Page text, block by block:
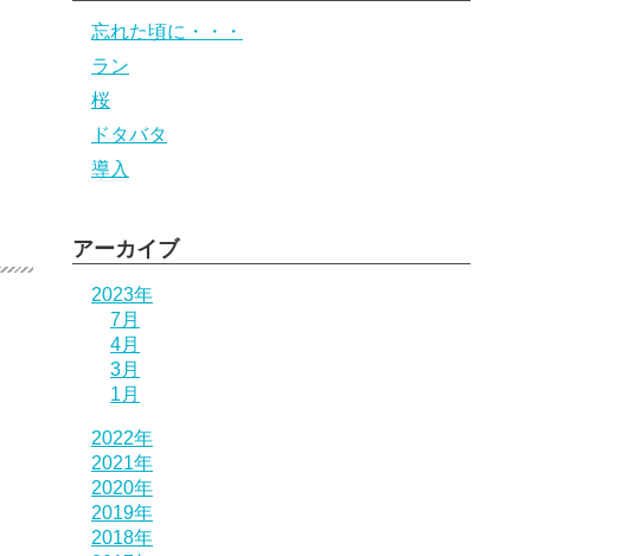
忘れた頃に・・・
ラン
桜
ドタバタ
導入
アーカイブ
2023年
7月
4月
3月
1月
2022年
2021年
2020年
2019年
2018年